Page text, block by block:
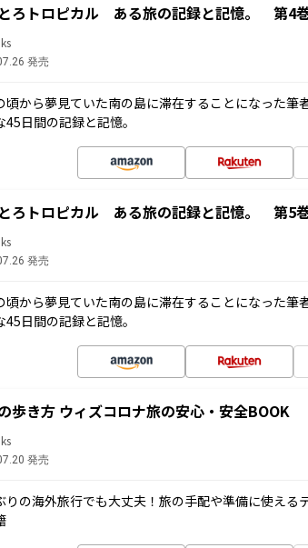
ろトロピカル ある旅の記録と記憶。 第4
発売
頃から夢見ていた南の島に滞在することになった筆
45日間の記録と記憶。
ろトロピカル ある旅の記録と記憶。 第5
発売
頃から夢見ていた南の島に滞在することになった筆
45日間の記録と記憶。
歩き方 ウィズコロナ旅の安心・安全BOOK
発売
りの海外旅行でも大丈夫！旅の手配や準備に使える